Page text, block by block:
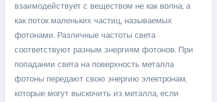
взаимодействует с веществом не как волна, а
как поток маленьких частиц, называемых
фотонами. Различные частоты света
соответствуют разным энергиям фотонов. При
попадании света на поверхность металла
фотоны передают свою энергию электронам,
которые могут выскочить из металла, если